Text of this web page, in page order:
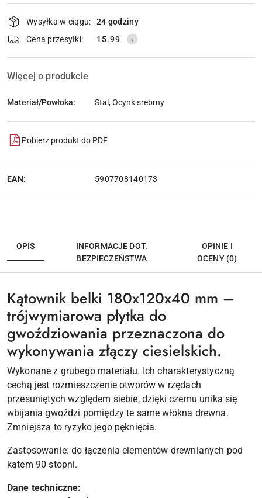
Wyślij
Dostępność
i
dostawa
Wysyłka w ciągu:
24 godziny
Cena przesyłki:
15.99
Więcej o produkcie
Materiał/Powłoka: Stal, Ocynk srebrny
Pobierz produkt do PDF
EAN: 5907708140173
OPIS
INFORMACJE DOT.
BEZPIECZEŃSTWA
OPINIE I
OCENY (0)
Kątownik belki 180x120x40 mm –
trójwymiarowa płytka do
gwoździowania przeznaczona do
wykonywania złączy ciesielskich.
Wykonane z grubego materiału. Ich charakterystyczną
cechą jest rozmieszczenie otworów w rzędach
przesuniętych względem siebie, dzięki czemu unika się
wbijania gwoździ pomiędzy te same włókna drewna.
Zmniejsza to ryzyko jego pęknięcia.
Zastosowanie: do łączenia elementów drewnianych pod
kątem 90 stopni.
Dane techniczne: